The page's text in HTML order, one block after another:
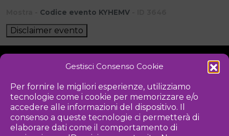
Gestisci Consenso Cookie
Per fornire le migliori esperienze, utilizziamo
tecnologie come i cookie per memorizzare e/o
accedere alle informazioni del dispositivo. Il
consenso a queste tecnologie ci permetterà di
elaborare dati come il comportamento di
Codice evento KYHEMV
Disclaimer evento
PRIVACY POLICY
Iniziativa